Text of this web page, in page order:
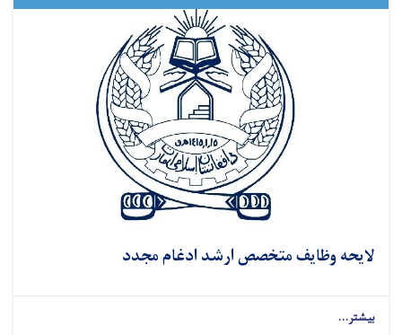
لایحه وظایف متخصص ارشد ادغام مجدد
بیشتر...